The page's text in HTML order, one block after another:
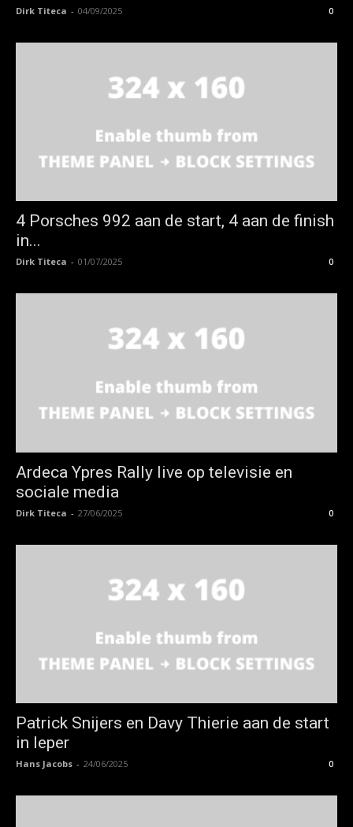
Dirk Titeca - 04/09/2025 0
4 Porsches 992 aan de start, 4 aan de finish
in...
Dirk Titeca - 01/07/2025 0
Ardeca Ypres Rally live op televisie en
sociale media
Dirk Titeca - 27/06/2025 0
Patrick Snijers en Davy Thierie aan de start
in Ieper
Hans Jacobs - 24/06/2025 0